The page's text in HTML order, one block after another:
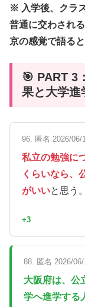
※ 入学後、クラ
普通に交わされ
京の感覚で語る
🎯 PART 3
果と大学進
96. 匿名 2026/06/
私立の勉強に
くらいなら、
がいいと思う
+3
88. 匿名 2026/
大阪府は、公
学へ進学する